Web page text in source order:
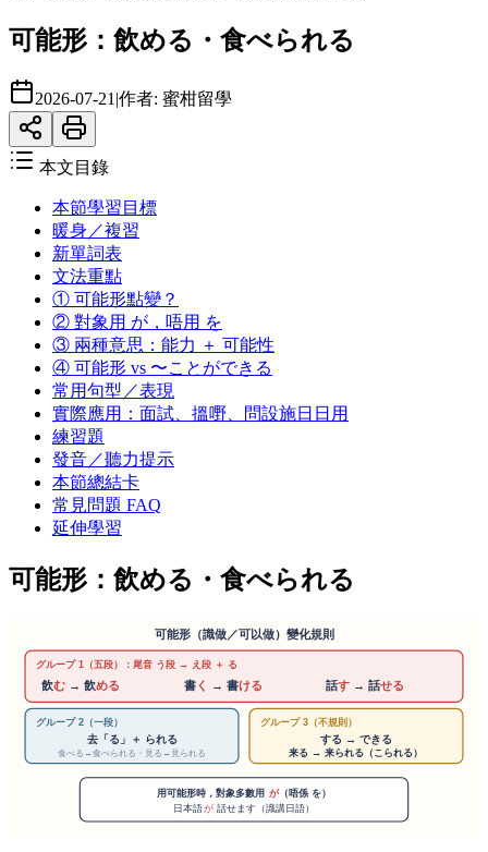
可能形：飲める・食べられる
2026-07-21|作者: 蜜柑留學
本文目錄
本節學習目標
暖身／複習
新單詞表
文法重點
① 可能形點變？
② 對象用 が，唔用 を
③ 兩種意思：能力 ＋ 可能性
④ 可能形 vs 〜ことができる
常用句型／表現
實際應用：面試、搵嘢、問設施日日用
練習題
發音／聽力提示
本節總結卡
常見問題 FAQ
延伸學習
可能形：飲める・食べられる